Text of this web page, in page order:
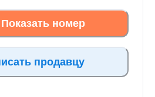
от 02.12.2016, договор на
услуг №26/5 от 15.05.2026г
номер
продавцу